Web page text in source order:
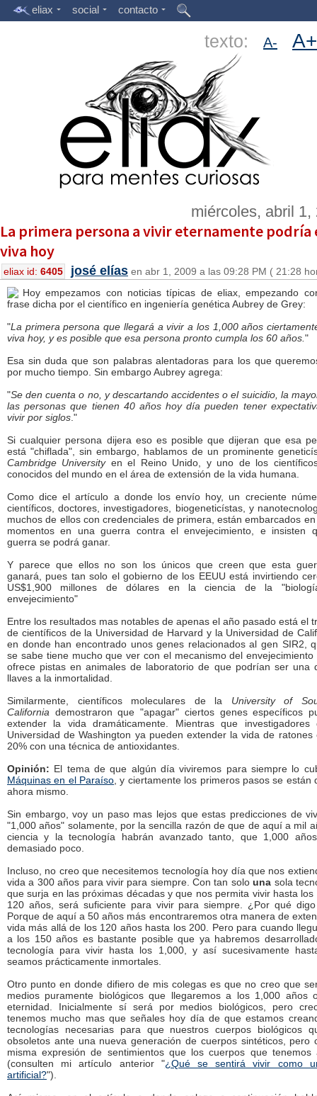
eliax social contacto
texto: A- A+
miércoles, abril 1,
La primera persona a vivir eternamente podría
viva hoy
eliax id: 6405 josé elías en abr 1, 2009 a las 09:28 PM ( 21:28
Hoy empezamos con noticias típicas de eliax, empezando
frase dicha por el científico en ingeniería genética Aubrey de Grey:
"La primera persona que llegará a vivir a los 1,000 años
viva hoy, y es posible que esa persona pronto cumpla los 60 años. "
Esa sin duda que son palabras alentadoras para los que
por mucho tiempo. Sin embargo Aubrey agrega:
"Se den cuenta o no, y descartando accidentes o el suicidio, la
las personas que tienen 40 años hoy día pueden tener
vivir por siglos ."
Si cualquier persona dijera eso es posible que dijeran que esa
está "chiflada", sin embargo, hablamos de un prominente
Cambridge Universityen el Reino Unido, y uno de los
conocidos del mundo en el área de extensión de la vida humana.
Como dice el artículo a donde los envío hoy, un creciente
científicos, doctores, investigadores, biogeneticístas, y
muchos de ellos con credenciales de primera, están embarcados
momentos en una guerra contra el envejecimiento, e insisten
guerra se podrá ganar.
Y parece que ellos no son los únicos que creen que esta
ganará, pues tan solo el gobierno de los EEUU está invirtiendo
US$1,900 millones de dólares en la ciencia de la
envejecimiento"
Entre los resultados mas notables de apenas el año pasado está el
de científicos de la Universidad de Harvard y la Universidad de
en donde han encontrado unos genes relacionados al gen SIR2,
se sabe tiene mucho que ver con el mecanismo del envejecimiento
ofrece pistas en animales de laboratorio de que podrían ser una
llaves a la inmortalidad.
Similarmente, científicos moleculares de la University of
California demostraron que "apagar" ciertos genes específicos
extender la vida dramáticamente. Mientras que
Universidad de Washington ya pueden extender la vida de ratones
20% con una técnica de antioxidantes.
Opinión: El tema de que algún día viviremos para siempre lo
Máquinas en el Paraíso , y ciertamente los primeros pasos se están
ahora mismo.
Sin embargo, voy un paso mas lejos que estas predicciones de
"1,000 años" solamente, por la sencilla razón de que de aquí a mil
ciencia y la tecnología habrán avanzado tanto, que 1,000
demasiado poco.
Incluso, no creo que necesitemos tecnología hoy día que nos
vida a 300 años para vivir para siempre. Con tan solouna sola
que surja en las próximas décadas y que nos permita vivir hasta los
120 años, será suficiente para vivir para siempre. ¿Por qué
Porque de aquí a 50 años más encontraremos otra manera de
vida más allá de los 120 años hasta los 200. Pero para cuando
a los 150 años es bastante posible que ya habremos
tecnología para vivir hasta los 1,000, y así sucesivamente
seamos prácticamente inmortales.
Otro punto en donde difiero de mis colegas es que no creo que
medios puramente biológicos que llegaremos a los 1,000 años
eternidad. Inicialmente sí será por medios biológicos, pero
tenemos mucho mas que señales hoy día de que estamos
tecnologías necesarias para que nuestros cuerpos biológicos
obsoletos ante una nueva generación de cuerpos sintéticos, pero
misma expresión de sentimientos que los cuerpos que tenemos
(consulten mi artículo anterior "¿Qué se sentirá vivir como
artificial?").